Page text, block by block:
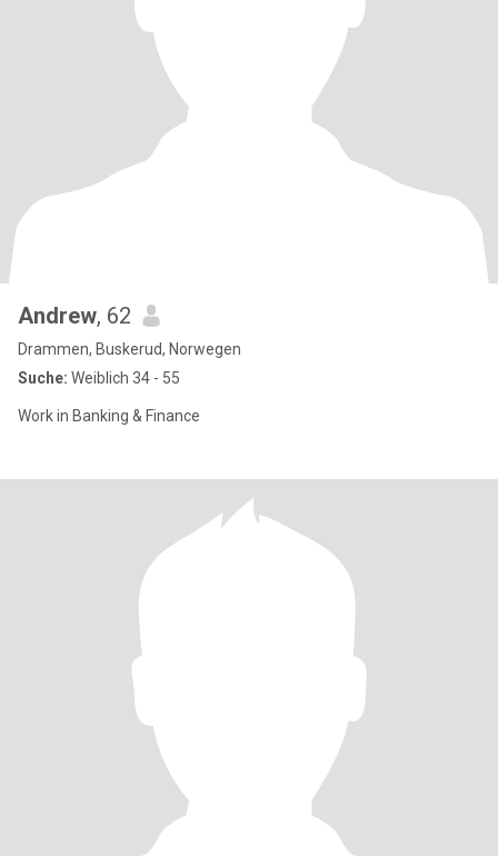
Andrew, 62
Drammen, Buskerud, Norwegen
Suche: Weiblich 34 - 55
Work in Banking & Finance